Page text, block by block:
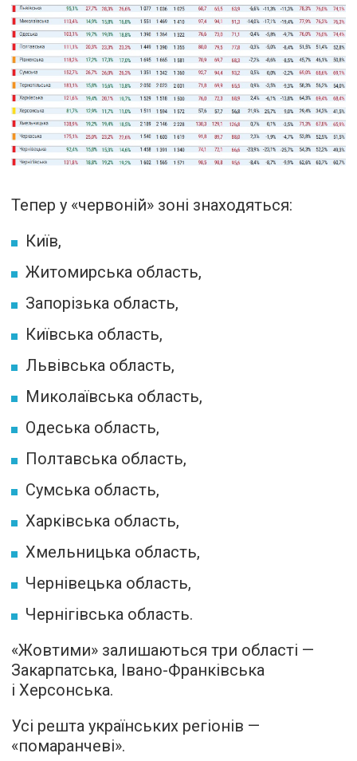
Тепер у «червоній» зоні знаходяться:
Київ,
Житомирська область,
Запорізька область,
Київська область,
Львівська область,
Миколаївська область,
Одеська область,
Полтавська область,
Сумська область,
Харківська область,
Хмельницька область,
Чернівецька область,
Чернігівська область.
«Жовтими» залишаються три області —
Закарпатська, Івано-Франківська
і Херсонська.
Усі решта українських регіонів —
«помаранчеві».